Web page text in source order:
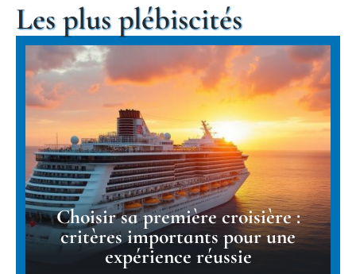
Les plus plébiscités
Choisir sa première croisière :
critères importants pour une
expérience réussie